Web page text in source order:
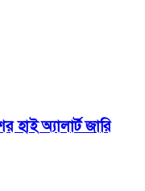
হাই অ্যালার্ট জারি